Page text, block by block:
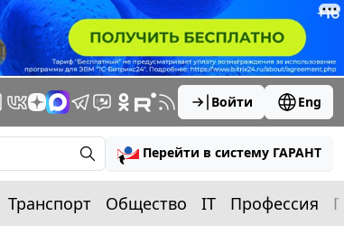
Войти Eng
Перейти в систему ГАРАНТ
Транспорт Общество IT Профессия